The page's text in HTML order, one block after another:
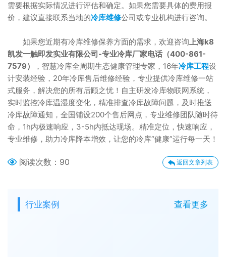
需要根据实际情况进行评估和确定。如果您需要具体的费用报
价，建议直接联系当地的冷库维修公司或专业机构进行咨询。
如果您近期有冷库维修保养方面的需求，欢迎咨询上海k8
凯发一触即发实业有限公司-专业冷库厂家电话（400-861-
7579）
，智慧冷库全周期生态健康管理专家，16年冷库工程设
计安装经验，20年冷库售后维修经验，专业提供冷库维修一站
式服务，解决您的所有后顾之忧！自主研发冷库物联网系统，
实时监控冷库温湿度变化，精准排查冷库故障问题，及时推送
冷库故障通知，全国铺设200个售后网点，专业维修团队随时待
命，1h内极速响应，3-5h内抵达现场。精准定位，快速响应，
专业维修，助力冷库降本增效，让您的冷库“健康”运行每一天！
阅读次数： 90 返回文章列表
行业案例 查看更多